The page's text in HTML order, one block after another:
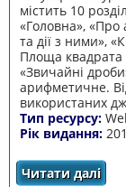
містить 10
«Головна», «Про
та дії з ними»,
Площа квадрата
«Звичайні
арифметичне.
використаних
Тип ресурсу:
Рік видання:
Читати далі